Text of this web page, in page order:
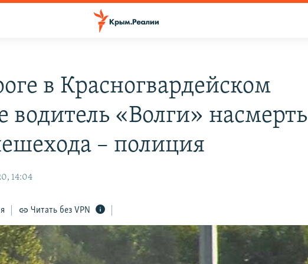
в Красногвардейском
водитель «Волги» насмерть
– полиция
14:04
Читать без VPN